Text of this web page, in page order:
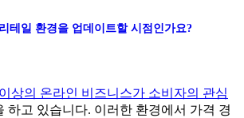
테일 환경을 업데이트할 시점인가요?
상의 온라인 비즈니스가 소비자의 관심
하고 있습니다. 이러한 환경에서 가격 경